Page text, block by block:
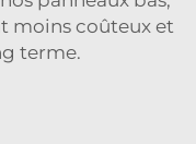
moins coûteux et
terme.